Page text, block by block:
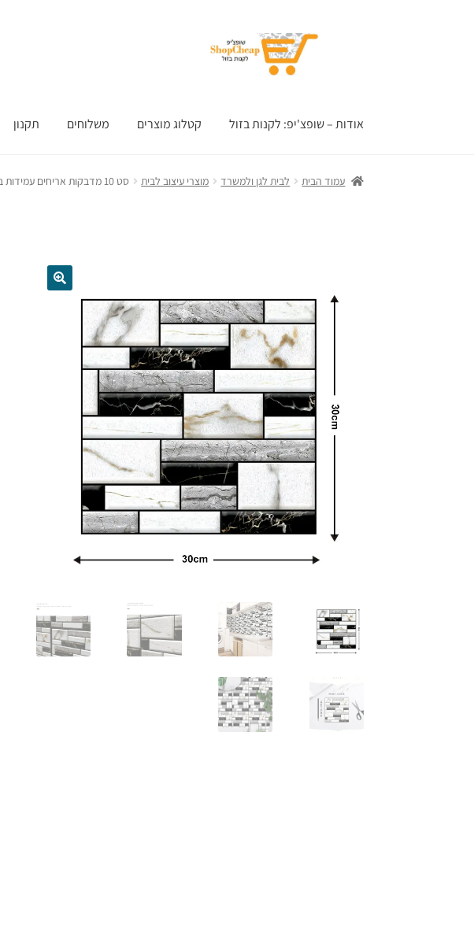
אודות – שופצ'יפ: לקנות בזול קטלוג מוצרים משלוחים תקנון
עמוד הבית לבית לגן ולמשרד מוצרי עיצוב לבית סט 10 מדבקות אריחים עמידות במים ובלחות במגוון צבעים ועיצובים